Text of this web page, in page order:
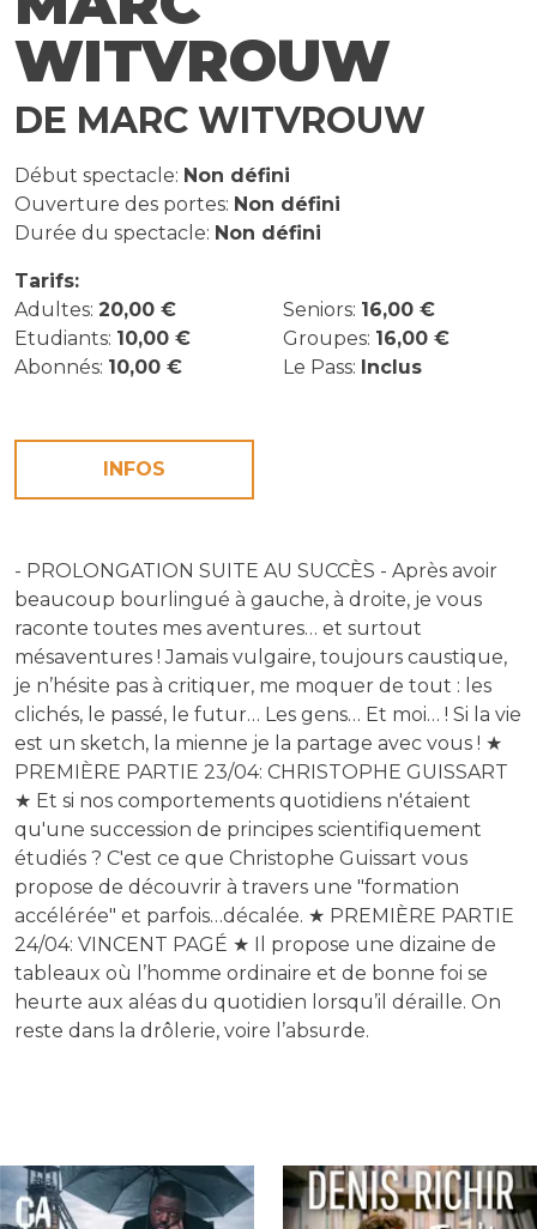
WITVROUW
DE MARC WITVROUW
Début spectacle: Non défini
Ouverture des portes: Non défini
Durée du spectacle: Non défini
Tarifs:
Adultes: 20,00 € Seniors: 16,00 €
Etudiants: 10,00 € Groupes: 16,00 €
Abonnés: 10,00 € Le Pass: Inclus
INFOS
- PROLONGATION SUITE AU SUCCÈS - Après avoir
beaucoup bourlingué à gauche, à droite, je vous
raconte toutes mes aventures… et surtout
mésaventures ! Jamais vulgaire, toujours caustique,
je n’hésite pas à critiquer, me moquer de tout : les
clichés, le passé, le futur… Les gens… Et moi… ! Si la vie
est un sketch, la mienne je la partage avec vous ! ★
PREMIÈRE PARTIE 23/04: CHRISTOPHE GUISSART
★ Et si nos comportements quotidiens n'étaient
qu'une succession de principes scientifiquement
étudiés ? C'est ce que Christophe Guissart vous
propose de découvrir à travers une "formation
accélérée" et parfois…décalée. ★ PREMIÈRE PARTIE
24/04: VINCENT PAGÉ ★ Il propose une dizaine de
tableaux où l’homme ordinaire et de bonne foi se
heurte aux aléas du quotidien lorsqu’il déraille. On
reste dans la drôlerie, voire l’absurde.